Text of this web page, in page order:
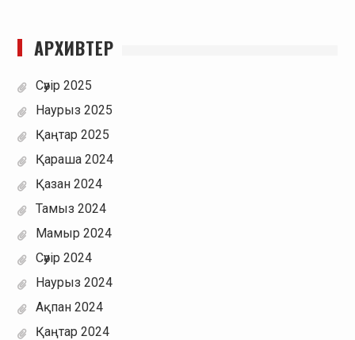
АРХИВТЕР
Сәуір 2025
Наурыз 2025
Қаңтар 2025
Қараша 2024
Қазан 2024
Тамыз 2024
Мамыр 2024
Сәуір 2024
Наурыз 2024
Ақпан 2024
Қаңтар 2024